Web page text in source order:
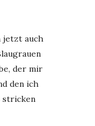
jetzt auch
der mir
den ich
stricken